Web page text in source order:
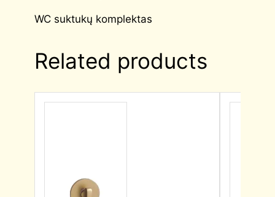
WC suktukų komplektas
Related products